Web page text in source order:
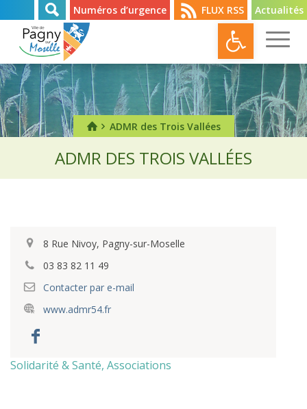
Ouvrir
Numéros d’urgence FLUX RSS Actualités
ADMR des Trois Vallées
ADMR DES TROIS VALLÉES
8 Rue Nivoy, Pagny-sur-Moselle
03 83 82 11 49
Contacter par e-mail
www.admr54.fr
Solidarité & Santé, Associations